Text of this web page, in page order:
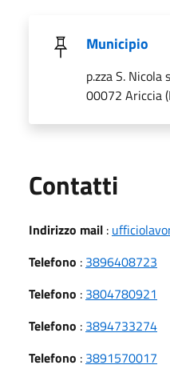
Municipio
p.zza S. Nicola
00072 Ariccia
Contatti
Indirizzo mail :
Telefono : 3896408723
Telefono : 3804780921
Telefono : 3894733274
Telefono : 3891570017